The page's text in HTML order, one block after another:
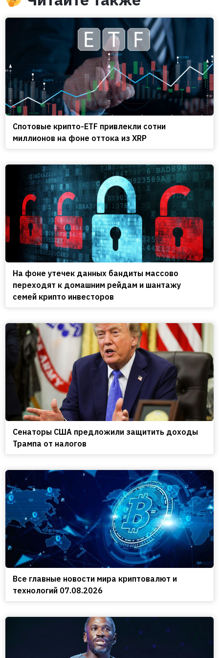
Спотовые крипто-ETF привлекли сотни
миллионов на фоне оттока из XRP
На фоне утечек данных бандиты массово
переходят к домашним рейдам и шантажу
семей крипто инвесторов
Сенаторы США предложили защитить доходы
Трампа от налогов
Все главные новости мира криптовалют и
технологий 07.08.2026